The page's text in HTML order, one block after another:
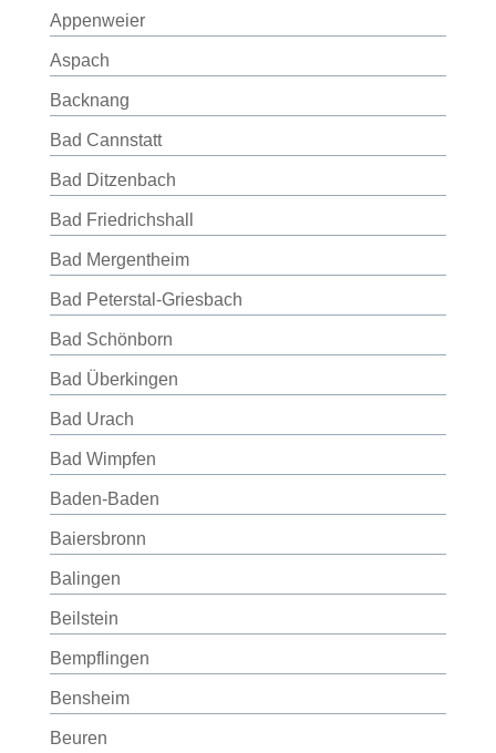
Appenweier
Aspach
Backnang
Bad Cannstatt
Bad Ditzenbach
Bad Friedrichshall
Bad Mergentheim
Bad Peterstal-Griesbach
Bad Schönborn
Bad Überkingen
Bad Urach
Bad Wimpfen
Baden-Baden
Baiersbronn
Balingen
Beilstein
Bempflingen
Bensheim
Beuren